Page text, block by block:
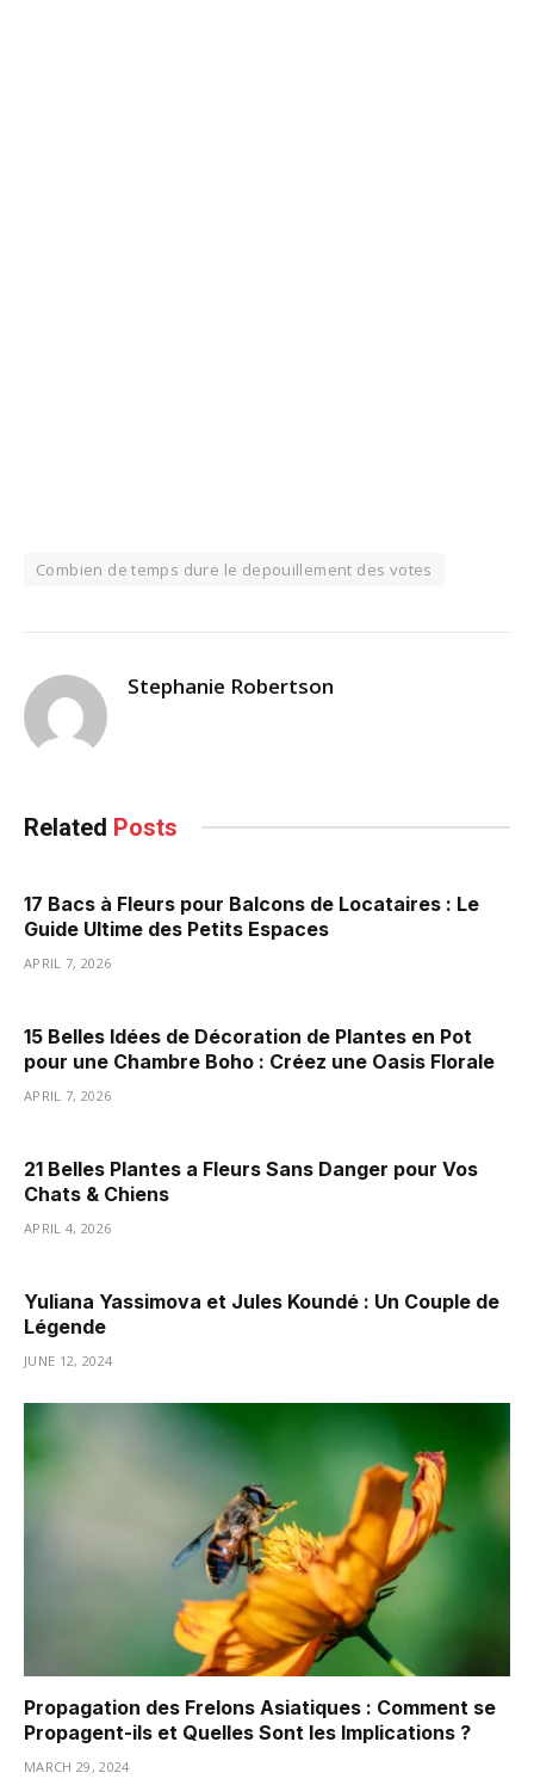
Combien de temps dure le depouillement des votes
Stephanie Robertson
Related Posts
17 Bacs à Fleurs pour Balcons de Locataires : Le
Guide Ultime des Petits Espaces
APRIL 7, 2026
15 Belles Idées de Décoration de Plantes en Pot
pour une Chambre Boho : Créez une Oasis Florale
APRIL 7, 2026
21 Belles Plantes a Fleurs Sans Danger pour Vos
Chats & Chiens
APRIL 4, 2026
Yuliana Yassimova et Jules Koundé : Un Couple de
Légende
JUNE 12, 2024
Propagation des Frelons Asiatiques : Comment se
Propagent-ils et Quelles Sont les Implications ?
MARCH 29, 2024